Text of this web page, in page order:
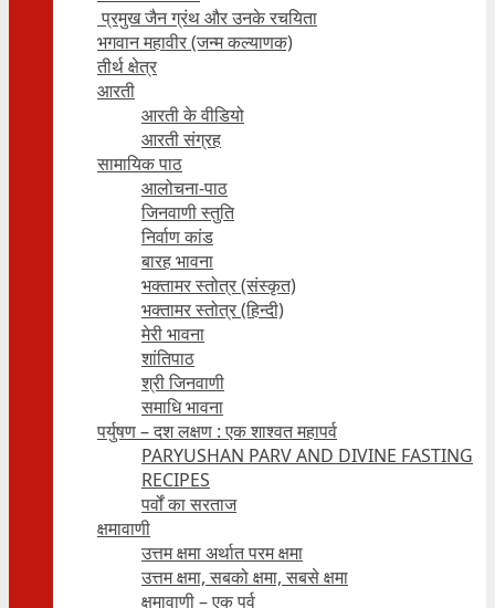
प्रमुख जैन ग्रंथ और उनके रचयिता
भगवान महावीर (जन्म कल्याणक)
तीर्थ क्षेत्र
आरती
आरती के वीडियो
आरती संग्रह
सामायिक पाठ
आलोचना-पाठ
जिनवाणी स्तुति
निर्वाण कांड
बारह भावना
भक्तामर स्तोत्र (संस्कृत)
भक्तामर स्तोत्र (हिन्दी)
मेरी भावना
शांतिपाठ
श्री जिनवाणी
समाधि भावना
पर्युषण – दश लक्षण : एक शाश्वत महापर्व
PARYUSHAN PARV AND DIVINE FASTING
RECIPES
पर्वों का सरताज
क्षमावाणी
उत्तम क्षमा अर्थात परम क्षमा
उत्तम क्षमा, सबको क्षमा, सबसे क्षमा
क्षमावाणी – एक पर्व